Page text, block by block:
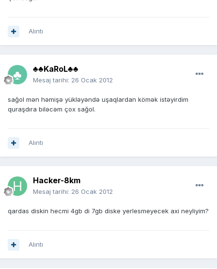
Alıntı
♣♣KaRoL♣♣
Mesaj tarihi: 26 Ocak 2012
sağol mən həmişə yükləyəndə uşaqlardan kömək istəyirdim
quraşdıra biləcəm çox sağol.
Alıntı
Hacker-8km
Mesaj tarihi: 26 Ocak 2012
qardas diskin hecmi 4gb di 7gb diske yerlesmeyecek axi neyliyim?
Alıntı